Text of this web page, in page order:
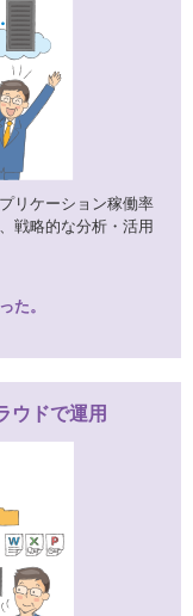
リケーション稼働率
戦略的な分析・活用
た。
ウドで運用